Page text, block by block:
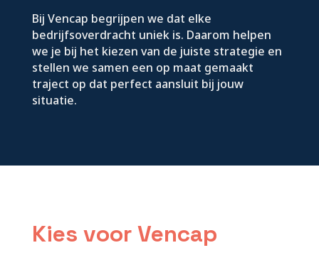
Bij Vencap begrijpen we dat elke
bedrijfsoverdracht uniek is. Daarom helpen
we je bij het kiezen van de juiste strategie en
stellen we samen een op maat gemaakt
traject op dat perfect aansluit bij jouw
situatie.
Kies voor Vencap